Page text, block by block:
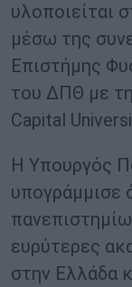
υλοποιείται
μέσω της
Επιστήμης
του ΔΠΘ με
Capital
Η Υπουργός
υπογράμμισε
ευρύτερες
στην Ελλάδα